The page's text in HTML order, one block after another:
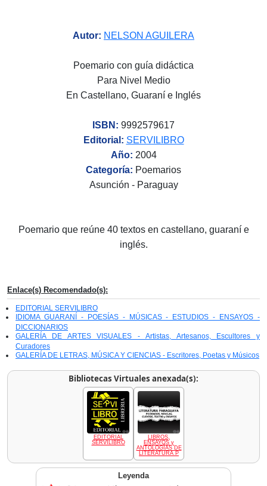
Autor: NELSON AGUILERA
Poemario con guía didáctica
Para Nivel Medio
En Castellano, Guaraní e Inglés
ISBN: 9992579617
Editorial: SERVILIBRO
Año: 2004
Categoría: Poemarios
Asunción - Paraguay
Poemario que reúne 40 textos en castellano, guaraní e
inglés.
Enlace(s) Recomendado(s):
EDITORIAL SERVILIBRO
IDIOMA GUARANÍ - POESÍAS - MÚSICAS - ESTUDIOS - ENSAYOS -
DICCIONARIOS
GALERÍA DE ARTES VISUALES - Artistas, Artesanos, Escultores y
Curadores
GALERÍA DE LETRAS, MÚSICA Y CIENCIAS - Escritores, Poetas y Músicos
Bibliotecas Virtuales anexada(s):
EDITORIAL
SERVILIBRO
LIBROS,
ENSAYOS y
ANTOLOGÍAS DE
LITERATURA P
Leyenda